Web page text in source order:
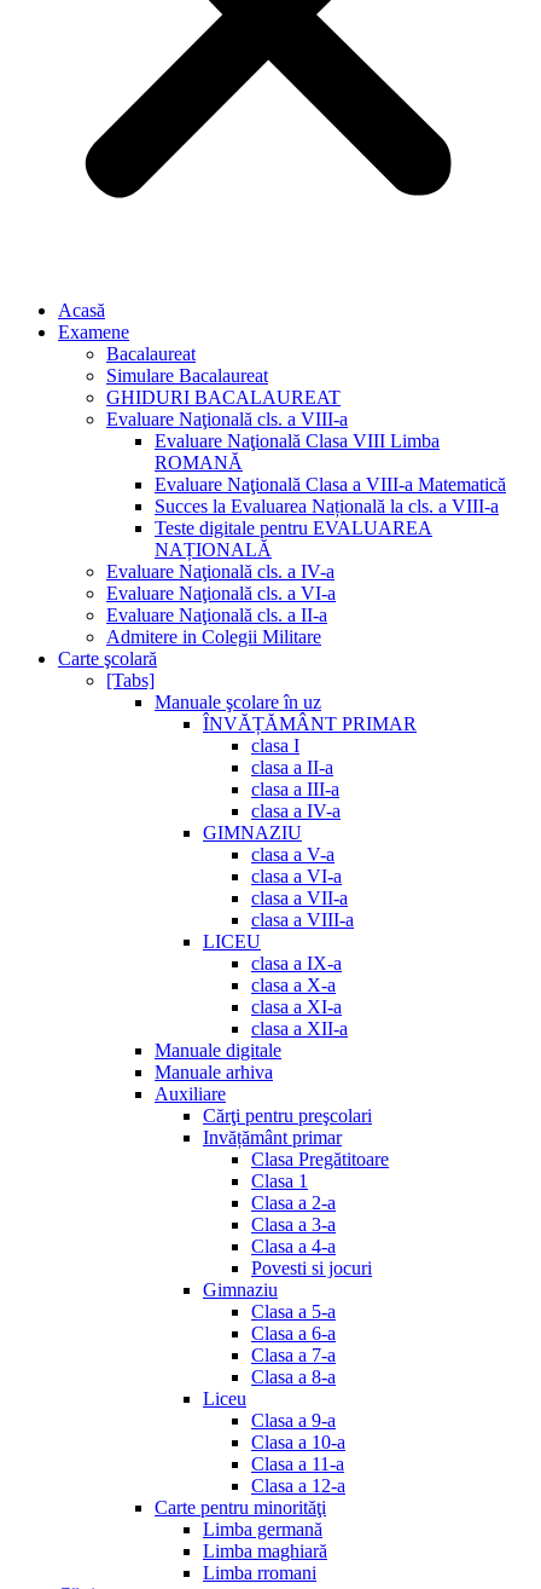
Acasă
Examene
Bacalaureat
Simulare Bacalaureat
GHIDURI BACALAUREAT
Evaluare Naţională cls. a VIII-a
Evaluare Naţională Clasa VIII Limba
ROMANĂ
Evaluare Naţională Clasa a VIII-a Matematică
Succes la Evaluarea Națională la cls. a VIII-a
Teste digitale pentru EVALUAREA
NAȚIONALĂ
Evaluare Naţională cls. a IV-a
Evaluare Naţională cls. a VI-a
Evaluare Naţională cls. a II-a
Admitere in Colegii Militare
Carte şcolară
[Tabs]
Manuale şcolare în uz
ÎNVĂȚĂMÂNT PRIMAR
clasa I
clasa a II-a
clasa a III-a
clasa a IV-a
GIMNAZIU
clasa a V-a
clasa a VI-a
clasa a VII-a
clasa a VIII-a
LICEU
clasa a IX-a
clasa a X-a
clasa a XI-a
clasa a XII-a
Manuale digitale
Manuale arhiva
Auxiliare
Cărţi pentru preşcolari
Invățământ primar
Clasa Pregătitoare
Clasa 1
Clasa a 2-a
Clasa a 3-a
Clasa a 4-a
Povesti si jocuri
Gimnaziu
Clasa a 5-a
Clasa a 6-a
Clasa a 7-a
Clasa a 8-a
Liceu
Clasa a 9-a
Clasa a 10-a
Clasa a 11-a
Clasa a 12-a
Carte pentru minorităţi
Limba germană
Limba maghiară
Limba rromani